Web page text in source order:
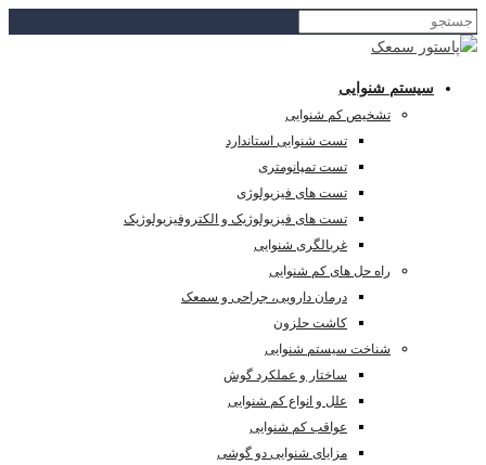
سیستم شنوایی
تشخیص کم شنوایی
تست شنوایی استاندارد
تست تمپانومتری
تست های فیزیولوژی
تست های فیزیولوژیک و الکتروفیزیولوژیک
غربالگری شنوایی
راه حل های کم شنوایی
درمان دارویی، جراحی و سمعک
کاشت حلزون
شناخت سیستم شنوایی
ساختار و عملکرد گوش
علل و انواع کم شنوایی
عواقب کم شنوایی
مزایای شنوایی دو گوشی